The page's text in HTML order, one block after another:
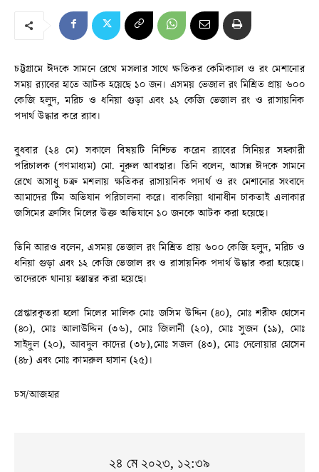
চট্টগ্রামে ঈদকে সামনে রেখে মসলার সাথে ক্ষতিকর কেমিক্যাল ও রং মেশানোর
সময় র‌্যাবের হাতে আটক হয়েছে ১০ জন। এসময় ভেজাল রং মিশ্রিত প্রায় ৬০০
কেজি হলুদ, মরিচ ও ধনিয়া গুড়া এবং ১২ কেজি ভেজাল রং ও রাসায়নিক
পদার্থ উদ্ধার করে র‌্যাব।
বুধবার (২৪ মে) সকালে বিষয়টি নিশ্চিত করেন র‌্যাবের সিনিয়র সহকারী
পরিচালক (গণমাধ্যম) মো. নূরুল আবছার। তিনি বলেন, আসন্ন ঈদকে সামনে
রেখে অসাধু চক্র মশলায় ক্ষতিকর রাসায়নিক পদার্থ ও রং মেশানোর সংবাদে
আমাদের টিম অভিযান পরিচালনা করে। বাকলিয়া থানাধীন চাকতাই এলাকার
জসিমের ক্রাসিং মিলের উক্ত অভিযানে ১০ জনকে আটক করা হয়েছে।
তিনি আরও বলেন, এসময় ভেজাল রং মিশ্রিত প্রায় ৬০০ কেজি হলুদ, মরিচ ও
ধনিয়া গুড়া এবং ১২ কেজি ভেজাল রং ও রাসায়নিক পদার্থ উদ্ধার করা হয়েছে।
তাদেরকে থানায় হস্তান্তর করা হয়েছে।
গ্রেপ্তারকৃতরা হলো মিলের মালিক মোঃ জসিম উদ্দিন (৪০), মোঃ শরীফ হোসেন
(৪০), মোঃ আলাউদ্দিন (৩৬), মোঃ জিলানী (২০), মোঃ সুজন (১৯), মোঃ
সাইদুল (২০), আবদুল কাদের (৩৮),মোঃ সজল (৪৩), মোঃ দেলোয়ার হোসেন
(৪৮) এবং মোঃ কামরুল হাসান (২৫)।
চস/আজহার
২৪ মে ২০২৩, ১২:৩৯